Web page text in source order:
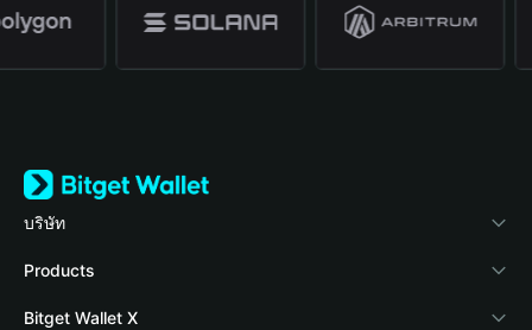
บริษัท
เกี่ยวกับ Bitget Wallet
Blog
Products
Crypto Card
Bitget Wallet X